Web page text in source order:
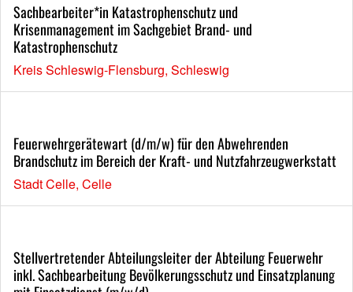
Sachbearbeiter*in Katastrophenschutz und
Krisenmanagement im Sachgebiet Brand- und
Katastrophenschutz
Kreis Schleswig-Flensburg, Schleswig
Feuerwehrgerätewart (d/m/w) für den Abwehrenden
Brandschutz im Bereich der Kraft- und Nutzfahrzeugwerkstatt
Stadt Celle, Celle
Stellvertretender Abteilungsleiter der Abteilung Feuerwehr
inkl. Sachbearbeitung Bevölkerungsschutz und Einsatzplanung